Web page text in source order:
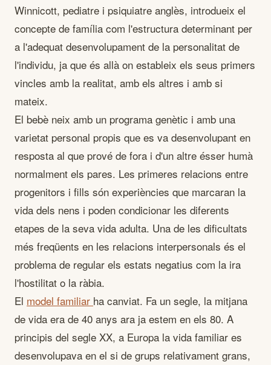
Winnicott, pediatre i psiquiatre anglès, introdueix el
concepte de família com l'estructura determinant per
a l'adequat desenvolupament de la personalitat de
l'individu, ja que és allà on estableix els seus primers
vincles amb la realitat, amb els altres i amb si
mateix.
El bebè neix amb un programa genètic i amb una
varietat personal propis que es va desenvolupant en
resposta al que prové de fora i d'un altre ésser humà
normalment els pares. Les primeres relacions entre
progenitors i fills són experiències que marcaran la
vida dels nens i poden condicionar les diferents
etapes de la seva vida adulta. Una de les dificultats
més freqüents en les relacions interpersonals és el
problema de regular els estats negatius com la ira
l'hostilitat o la ràbia.
El model familiar ha canviat. Fa un segle, la mitjana
de vida era de 40 anys ara ja estem en els 80. A
principis del segle XX, a Europa la vida familiar es
desenvolupava en el si de grups relativament grans,